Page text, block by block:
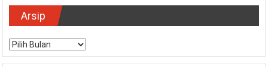
Arsip
Arsip